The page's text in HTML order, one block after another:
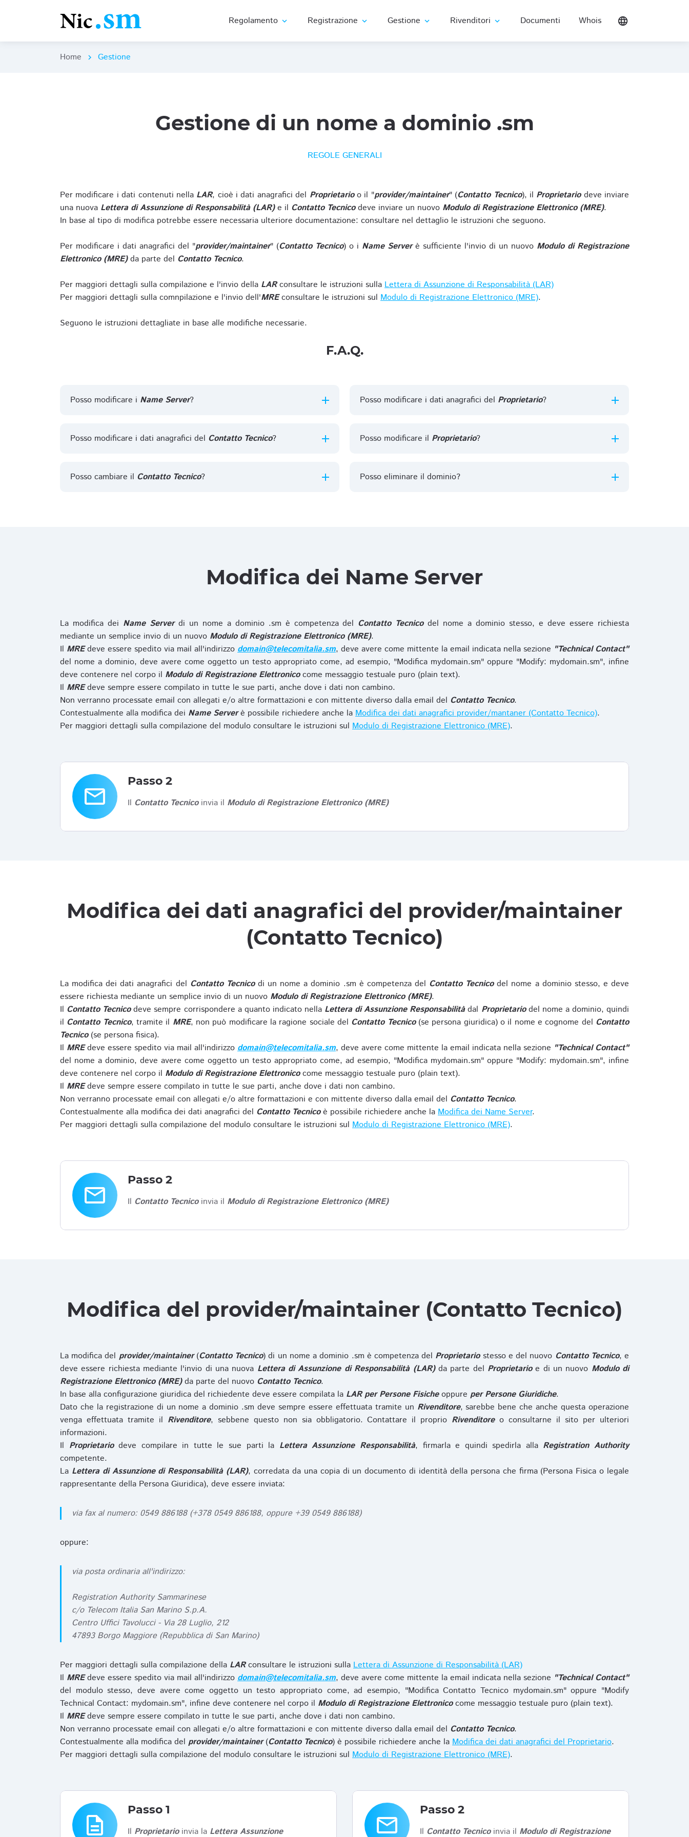
Regolamento expand_more Registrazione expand_more Gestione expand_more Rivenditori expand_more Documenti Whois language
Home chevron_right Gestione
Gestione di un nome a dominio .sm
REGOLE GENERALI
Per modificare i dati contenuti nella LAR, cioè i dati anagrafici del Proprietarioo il "provider/maintainer" (Contatto Tecnico), il Proprietariodeve inviare
una nuova Lettera di Assunzione di Responsabilità (LAR)e il Contatto Tecnicodeve inviare un nuovo Modulo di Registrazione Elettronico (MRE).
In base al tipo di modifica potrebbe essere necessaria ulteriore documentazione: consultare nel dettaglio le istruzioni che seguono.
Per modificare i dati anagrafici del "provider/maintainer" (Contatto Tecnico) o i Name Serverè sufficiente l'invio di un nuovo Modulo di Registrazione
Elettronico (MRE)da parte del Contatto Tecnico.
Per maggiori dettagli sulla compilazione e l'invio della LARconsultare le istruzioni sulla Lettera di Assunzione di Responsabilità (LAR)
Per maggiori dettagli sulla comnpilazione e l'invio dell'MREconsultare le istruzioni sul Modulo di Registrazione Elettronico (MRE).
Seguono le istruzioni dettagliate in base alle modifiche necessarie.
F.A.Q.
Posso modificare i Name Server?
Posso modificare i dati anagrafici del Contatto Tecnico?
Posso cambiare il Contatto Tecnico?
Posso modificare i dati anagrafici del Proprietario?
Posso modificare il Proprietario?
Posso eliminare il dominio?
Modifica dei Name Server
La modifica dei Name Serverdi un nome a dominio .sm è competenza del Contatto Tecnicodel nome a dominio stesso, e deve essere richiesta
mediante un semplice invio di un nuovo Modulo di Registrazione Elettronico (MRE).
Il MREdeve essere spedito via mail all'indirizzo domain@telecomitalia.sm, deve avere come mittente la email indicata nella sezione "Technical Contact"
del nome a dominio, deve avere come oggetto un testo appropriato come, ad esempio, "Modifica mydomain.sm" oppure "Modify: mydomain.sm", infine
deve contenere nel corpo il Modulo di Registrazione Elettronicocome messaggio testuale puro (plain text).
Il MREdeve sempre essere compilato in tutte le sue parti, anche dove i dati non cambino.
Non verranno processate email con allegati e/o altre formattazioni e con mittente diverso dalla email del Contatto Tecnico.
Contestualmente alla modifica dei Name Serverè possibile richiedere anche la Modifica dei dati anagrafici provider/mantaner (Contatto Tecnico).
Per maggiori dettagli sulla compilazione del modulo consultare le istruzioni sul Modulo di Registrazione Elettronico (MRE).
email
Passo 2
Il Contatto Tecnicoinvia il Modulo di Registrazione Elettronico (MRE)
Modifica dei dati anagrafici del provider/maintainer
(Contatto Tecnico)
La modifica dei dati anagrafici del Contatto Tecnicodi un nome a dominio .sm è competenza del Contatto Tecnicodel nome a dominio stesso, e deve
essere richiesta mediante un semplice invio di un nuovo Modulo di Registrazione Elettronico (MRE).
Il Contatto Tecnicodeve sempre corrispondere a quanto indicato nella Lettera di Assunzione Responsabilitàdal Proprietariodel nome a dominio, quindi
il Contatto Tecnico, tramite il MRE, non può modificare la ragione sociale del Contatto Tecnico(se persona giuridica) o il nome e cognome del Contatto
Tecnico(se persona fisica).
Il MREdeve essere spedito via mail all'indirizzo domain@telecomitalia.sm, deve avere come mittente la email indicata nella sezione "Technical Contact"
del nome a dominio, deve avere come oggetto un testo appropriato come, ad esempio, "Modifica mydomain.sm" oppure "Modify: mydomain.sm", infine
deve contenere nel corpo il Modulo di Registrazione Elettronicocome messaggio testuale puro (plain text).
Il MREdeve sempre essere compilato in tutte le sue parti, anche dove i dati non cambino.
Non verranno processate email con allegati e/o altre formattazioni e con mittente diverso dalla email del Contatto Tecnico.
Contestualmente alla modifica dei dati anagrafici del Contatto Tecnicoè possibile richiedere anche la Modifica dei Name Server.
Per maggiori dettagli sulla compilazione del modulo consultare le istruzioni sul Modulo di Registrazione Elettronico (MRE).
email
Passo 2
Il Contatto Tecnicoinvia il Modulo di Registrazione Elettronico (MRE)
Modifica del provider/maintainer (Contatto Tecnico)
La modifica del provider/maintainer(Contatto Tecnico) di un nome a dominio .sm è competenza del Proprietariostesso e del nuovo Contatto Tecnico, e
deve essere richiesta mediante l'invio di una nuova Lettera di Assunzione di Responsabilità (LAR)da parte del Proprietarioe di un nuovo Modulo di
Registrazione Elettronico (MRE)da parte del nuovo Contatto Tecnico.
In base alla configurazione giuridica del richiedente deve essere compilata la LAR per Persone Fisicheoppure per Persone Giuridiche.
Dato che la registrazione di un nome a dominio .sm deve sempre essere effettuata tramite un Rivenditore, sarebbe bene che anche questa operazione
venga effettuata tramite il Rivenditore, sebbene questo non sia obbligatorio. Contattare il proprio Rivenditoreo consultarne il sito per ulteriori
informazioni.
Il Proprietariodeve compilare in tutte le sue parti la Lettera Assunzione Responsabilità, firmarla e quindi spedirla alla Registration Authority
competente.
La Lettera di Assunzione di Responsabilità (LAR), corredata da una copia di un documento di identità della persona che firma (Persona Fisica o legale
rappresentante della Persona Giuridica), deve essere inviata:
via fax al numero: 0549 886188 (+378 0549 886188, oppure +39 0549 886188)
oppure:
via posta ordinaria all'indirizzo:
Registration Authority Sammarinese
c/o Telecom Italia San Marino S.p.A.
Centro Uffici Tavolucci - Via 28 Luglio, 212
47893 Borgo Maggiore (Repubblica di San Marino)
Per maggiori dettagli sulla compilazione della LARconsultare le istruzioni sulla Lettera di Assunzione di Responsabilità (LAR)
Il MREdeve essere spedito via mail all'indirizzo domain@telecomitalia.sm, deve avere come mittente la email indicata nella sezione "Technical Contact"
del modulo stesso, deve avere come oggetto un testo appropriato come, ad esempio, "Modifica Contatto Tecnico mydomain.sm" oppure "Modify
Technical Contact: mydomain.sm", infine deve contenere nel corpo il Modulo di Registrazione Elettronicocome messaggio testuale puro (plain text).
Il MREdeve sempre essere compilato in tutte le sue parti, anche dove i dati non cambino.
Non verranno processate email con allegati e/o altre formattazioni e con mittente diverso dalla email del Contatto Tecnico.
Contestualmente alla modifica del provider/maintainer(Contatto Tecnico) è possibile richiedere anche la Modifica dei dati anagrafici del Proprietario.
Per maggiori dettagli sulla compilazione del modulo consultare le istruzioni sul Modulo di Registrazione Elettronico (MRE).
description
Passo 1
Il Proprietarioinvia la Lettera Assunzione email
Passo 2
Il Contatto Tecnicoinvia il Modulo di Registrazione